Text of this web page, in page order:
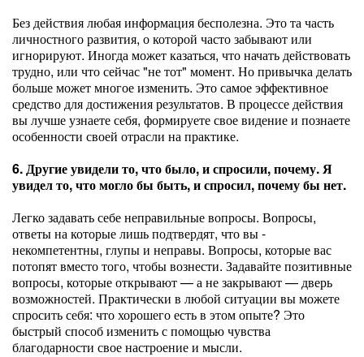
Без действия любая информация бесполезна. Это та часть
личностного развития, о которой часто забывают или
игнорируют. Иногда может казаться, что начать действовать
трудно, или что сейчас "не тот" момент. Но привычка делать
больше может многое изменить. Это самое эффективное
средство для достижения результатов. В процессе действия
вы лучше узнаете себя, формируете свое видение и познаете
особенности своей отрасли на практике.
6. Другие увидели то, что было, и спросили, почему. Я
увидел то, что могло бы быть, и спросил, почему бы нет.
Легко задавать себе неправильные вопросы. Вопросы,
ответы на которые лишь подтвердят, что вы -
некомпетентны, глупы и неправы. Вопросы, которые вас
потопят вместо того, чтобы вознести. Задавайте позитивные
вопросы, которые открывают — а не закрывают — дверь
возможностей. Практически в любой ситуации вы можете
спросить себя: что хорошего есть в этом опыте? Это
быстрый способ изменить с помощью чувства
благодарности свое настроение и мысли.